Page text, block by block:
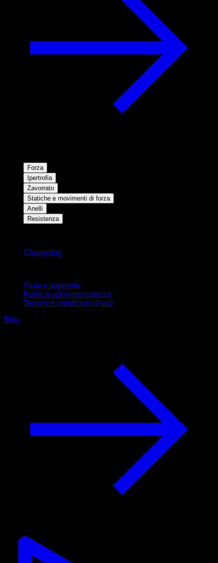
Forza
Ipertrofia
Zavorrato
Statiche e movimenti di forza
Anelli
Resistenza
Changelog
Aiuto e supporto
Politica sulla riservatezza
Termini e condizioni d'uso
Blog